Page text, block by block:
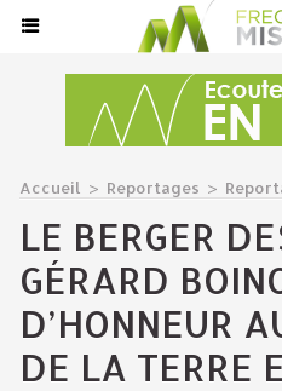
Accueil > Reportages >
LE BERGER
GÉRARD
D’HONNEUR
DE LA TERRE